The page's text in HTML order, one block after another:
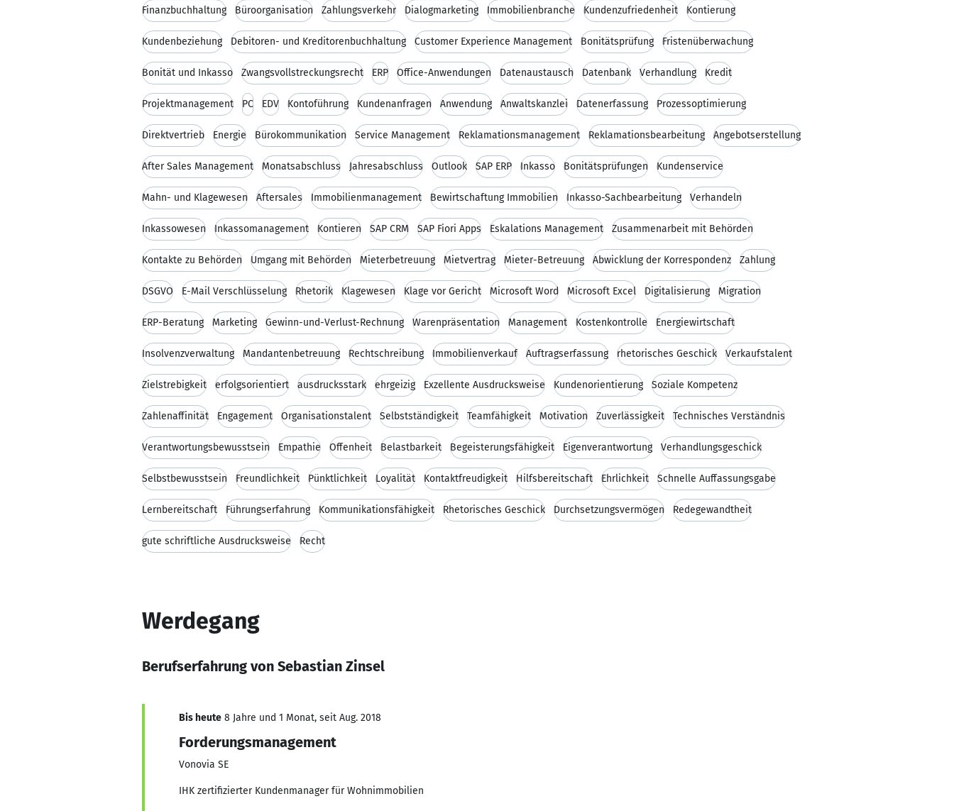
Finanzbuchhaltung Büroorganisation Zahlungsverkehr Dialogmarketing Immobilienbranche Kundenzufriedenheit Kontierung
Kundenbeziehung Debitoren- und Kreditorenbuchhaltung Customer Experience Management Bonitätsprüfung Fristenüberwachung
Bonität und Inkasso Zwangsvollstreckungsrecht ERP Office-Anwendungen Datenaustausch Datenbank Verhandlung Kredit
Projektmanagement PC EDV Kontoführung Kundenanfragen Anwendung Anwaltskanzlei Datenerfassung Prozessoptimierung
Direktvertrieb Energie Bürokommunikation Service Management Reklamationsmanagement Reklamationsbearbeitung Angebotserstellung
After Sales Management Monatsabschluss Jahresabschluss Outlook SAP ERP Inkasso Bonitätsprüfungen Kundenservice
Mahn- und Klagewesen Aftersales Immobilienmanagement Bewirtschaftung Immobilien Inkasso-Sachbearbeitung Verhandeln
Inkassowesen Inkassomanagement Kontieren SAP CRM SAP Fiori Apps Eskalations Management Zusammenarbeit mit Behörden
Kontakte zu Behörden Umgang mit Behörden Mieterbetreuung Mietvertrag Mieter-Betreuung Abwicklung der Korrespondenz Zahlung
DSGVO E-Mail Verschlüsselung Rhetorik Klagewesen Klage vor Gericht Microsoft Word Microsoft Excel Digitalisierung Migration
ERP-Beratung Marketing Gewinn-und-Verlust-Rechnung Warenpräsentation Management Kostenkontrolle Energiewirtschaft
Insolvenzverwaltung Mandantenbetreuung Rechtschreibung Immobilienverkauf Auftragserfassung rhetorisches Geschick Verkaufstalent
Zielstrebigkeit erfolgsorientiert ausdrucksstark ehrgeizig Exzellente Ausdrucksweise Kundenorientierung Soziale Kompetenz
Zahlenaffinität Engagement Organisationstalent Selbstständigkeit Teamfähigkeit Motivation Zuverlässigkeit Technisches Verständnis
Verantwortungsbewusstsein Empathie Offenheit Belastbarkeit Begeisterungsfähigkeit Eigenverantwortung Verhandlungsgeschick
Selbstbewusstsein Freundlichkeit Pünktlichkeit Loyalität Kontaktfreudigkeit Hilfsbereitschaft Ehrlichkeit Schnelle Auffassungsgabe
Lernbereitschaft Führungserfahrung Kommunikationsfähigkeit Rhetorisches Geschick Durchsetzungsvermögen Redegewandtheit
gute schriftliche Ausdrucksweise Recht
Werdegang
Berufserfahrung von Sebastian Zinsel
Bis heute 8 Jahre und 1 Monat, seit Aug. 2018
Forderungsmanagement
Vonovia SE
IHK zertifizierter Kundenmanager für Wohnimmobilien